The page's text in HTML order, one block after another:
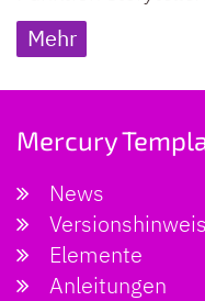
Mehr
Mercury
News
Elemente
Anleitungen